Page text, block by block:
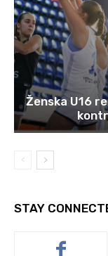
Ženska U16
STAY